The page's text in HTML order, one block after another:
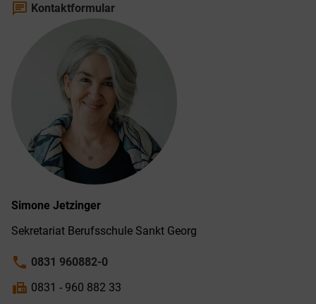
chat Kontaktformular
Simone Jetzinger
Sekretariat Berufs­schule Sankt Georg
phone 0831 960882-0
fax 0831 - 960 882 33